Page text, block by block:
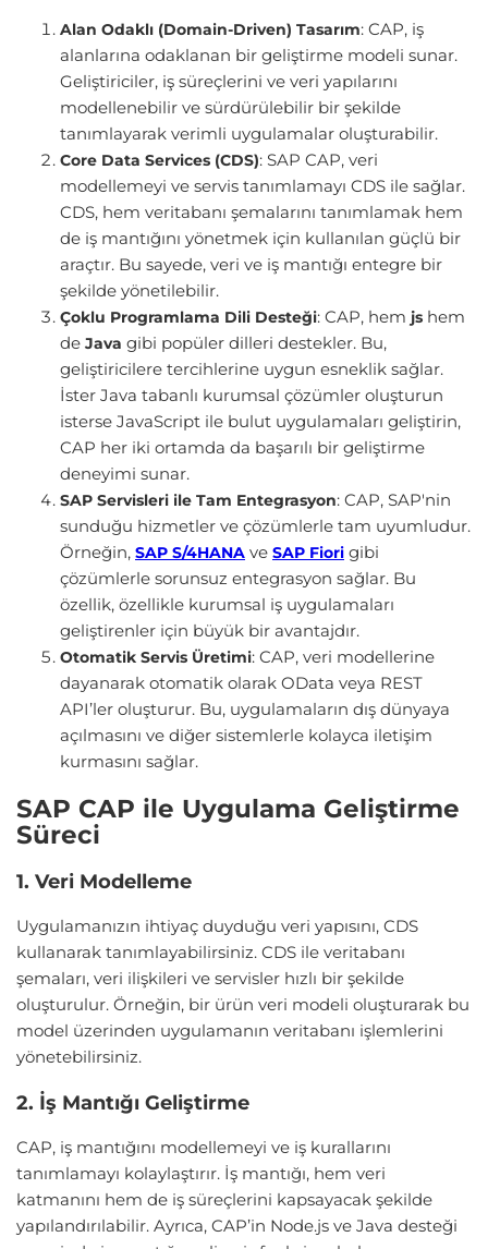
Alan Odaklı (Domain-Driven) Tasarım: CAP, iş
alanlarına odaklanan bir geliştirme modeli sunar.
Geliştiriciler, iş süreçlerini ve veri yapılarını
modellenebilir ve sürdürülebilir bir şekilde
tanımlayarak verimli uygulamalar oluşturabilir.
Core Data Services (CDS): SAP CAP, veri
modellemeyi ve servis tanımlamayı CDS ile sağlar.
CDS, hem veritabanı şemalarını tanımlamak hem
de iş mantığını yönetmek için kullanılan güçlü bir
araçtır. Bu sayede, veri ve iş mantığı entegre bir
şekilde yönetilebilir.
Çoklu Programlama Dili Desteği: CAP, hem js hem
de Java gibi popüler dilleri destekler. Bu,
geliştiricilere tercihlerine uygun esneklik sağlar.
İster Java tabanlı kurumsal çözümler oluşturun
isterse JavaScript ile bulut uygulamaları geliştirin,
CAP her iki ortamda da başarılı bir geliştirme
deneyimi sunar.
SAP Servisleri ile Tam Entegrasyon: CAP, SAP'nin
sunduğu hizmetler ve çözümlerle tam uyumludur.
Örneğin, SAP S/4HANA ve SAP Fiori gibi
çözümlerle sorunsuz entegrasyon sağlar. Bu
özellik, özellikle kurumsal iş uygulamaları
geliştirenler için büyük bir avantajdır.
Otomatik Servis Üretimi: CAP, veri modellerine
dayanarak otomatik olarak OData veya REST
API’ler oluşturur. Bu, uygulamaların dış dünyaya
açılmasını ve diğer sistemlerle kolayca iletişim
kurmasını sağlar.
SAP CAP ile Uygulama Geliştirme
Süreci
1. Veri Modelleme
Uygulamanızın ihtiyaç duyduğu veri yapısını, CDS
kullanarak tanımlayabilirsiniz. CDS ile veritabanı
şemaları, veri ilişkileri ve servisler hızlı bir şekilde
oluşturulur. Örneğin, bir ürün veri modeli oluşturarak bu
model üzerinden uygulamanın veritabanı işlemlerini
yönetebilirsiniz.
2. İş Mantığı Geliştirme
CAP, iş mantığını modellemeyi ve iş kurallarını
tanımlamayı kolaylaştırır. İş mantığı, hem veri
katmanını hem de iş süreçlerini kapsayacak şekilde
yapılandırılabilir. Ayrıca, CAP’in Node.js ve Java desteği